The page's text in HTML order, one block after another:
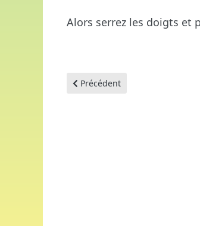
Alors serrez les doigts et
Article précédent : Concours
Précédent